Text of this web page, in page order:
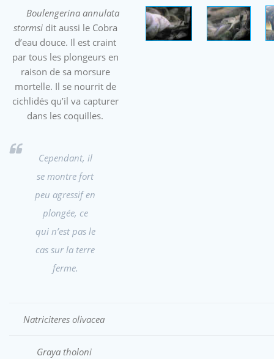
Boulengerina annulata
stormsidit aussi le Cobra
d’eau douce. Il est craint
par tous les plongeurs en
raison de sa morsure
mortelle. Il se nourrit de
cichlidés qu’il va capturer
dans les coquilles.
Cependant, il
se montre fort
peu agressif en
plongée, ce
qui n’est pas le
cas sur la terre
ferme.
Natriciteres olivacea
Graya tholoni